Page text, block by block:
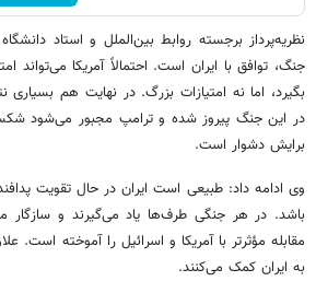
نظریه‌پرداز برجسته روابط بین‌الملل و استاد
جنگ، توافق با ایران است. احتمالاً آمریکا می‌تواند
بگیرد، اما نه امتیازات بزرگ. در نهایت هم بسیاری
در این جنگ پیروز شده و ترامپ مجبور می‌شود
برایش دشوار است.
وی ادامه داد: طبیعی است ایران در حال تقویت
باشد. در هر جنگی طرف‌ها یاد می‌گیرند و
مقابله مؤثرتر با آمریکا و اسرائیل را آموخته است.
به ایران کمک می‌کنند.